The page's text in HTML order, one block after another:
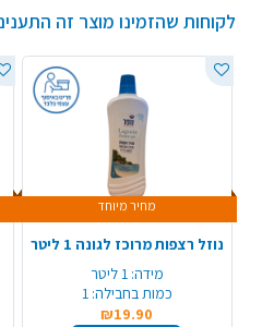
לקוחות שהזמינו מוצר זה
מחיר מיוחד
נוזל רצפות מרוכז לגונה 1 ליטר
מידה: 1 ליטר
כמות בחבילה: 1
₪19.90